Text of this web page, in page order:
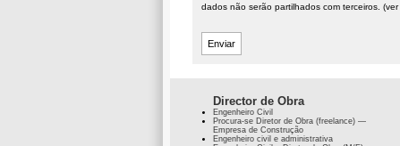
dados não serão partilhados com terceiros. (ver
Director de Obra
Engenheiro Civil
Procura-se Diretor de Obra (freelance) —
Empresa de Construção
Engenheiro civil e administrativa